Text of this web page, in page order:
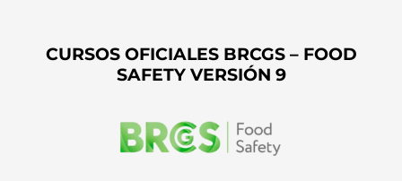
CURSOS OFICIALES BRCGS – FOOD
SAFETY VERSIÓN 9